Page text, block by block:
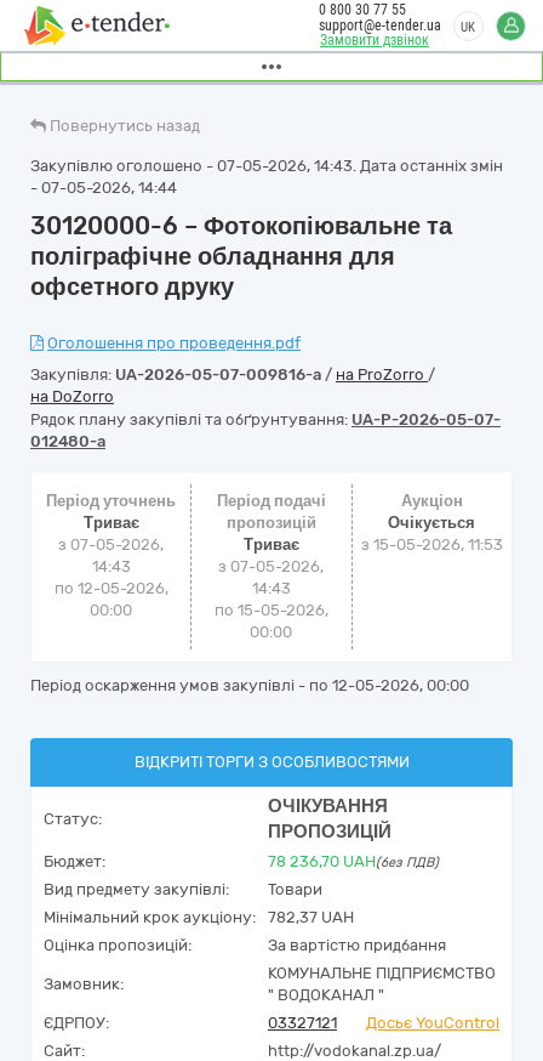
Замовити дзвінок
0 800 30 77 55
support@e-tender.ua
UK
Повернутись назад
Закупівлю оголошено - 07-05-2026, 14:43. Дата останніх змін
- 07-05-2026, 14:44
30120000-6 – Фотокопіювальне та
поліграфічне обладнання для
офсетного друку
Оголошення про проведення.pdf
Закупівля: UA-2026-05-07-009816-a / на ProZorro /
на DoZorro
Рядок плану закупівлі та обґрунтування: UA-P-2026-05-07-
012480-a
Період уточнень
Триває
з 07-05-2026,
14:43
по 12-05-2026,
00:00
Період подачі
пропозицій
Триває
з 07-05-2026,
14:43
по 15-05-2026,
00:00
Аукціон
Очікується
з 15-05-2026, 11:53
Період оскарження умов закупівлі - по 12-05-2026, 00:00
ВІДКРИТІ ТОРГИ З ОСОБЛИВОСТЯМИ
Статус:
ОЧІКУВАННЯ
ПРОПОЗИЦІЙ
Бюджет: 78 236,70 UAH(без ПДВ)
Вид предмету закупівлі:
Товари
Мінімальний крок аукціону:
782,37 UAH
Оцінка пропозицій:
За вартістю придбання
Замовник:
КОМУНАЛЬНЕ ПІДПРИЄМСТВО
" ВОДОКАНАЛ "
ЄДРПОУ:
03327121
Досьє YouControl
Сайт:
http://vodokanal.zp.ua/